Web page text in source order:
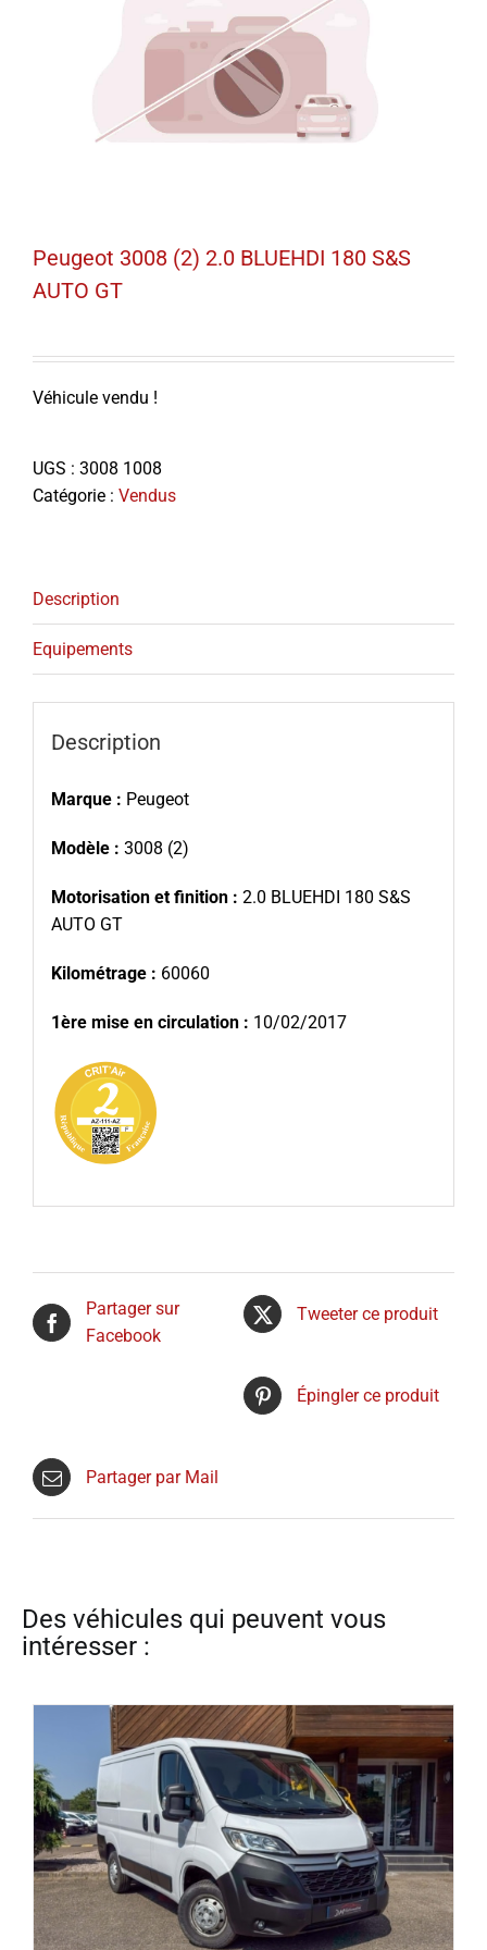
Peugeot 3008 (2) 2.0 BLUEHDI 180 S&S
AUTO GT
Véhicule vendu !
UGS : 3008 1008
Catégorie : Vendus
Description
Equipements
Description
Marque : Peugeot
Modèle : 3008 (2)
Motorisation et finition : 2.0 BLUEHDI 180 S&S
AUTO GT
Kilométrage : 60060
1ère mise en circulation : 10/02/2017
Partager sur
Facebook
Tweeter ce produit
Épingler ce produit
Partager par Mail